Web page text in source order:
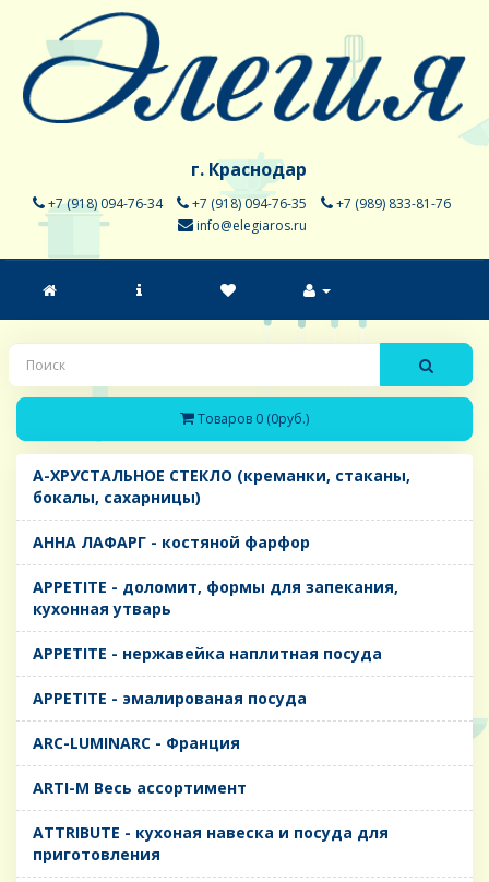
г. Краснодар
+7 (918) 094-76-34 +7 (918) 094-76-35
+7 (989) 833-81-76
info@elegiaros.ru
Товаров 0 (0руб.)
A-ХРУСТАЛЬНОЕ СТЕКЛО (креманки, стаканы,
бокалы, сахарницы)
AHHA ЛАФАРГ - костяной фарфор
APPETITE - доломит, формы для запекания,
кухонная утварь
APPETITE - нержавейка наплитная посуда
APPETITE - эмалированая посуда
ARC-LUMINARC - Франция
ARTI-M Весь ассортимент
ATTRIBUTE - кухоная навеска и посуда для
приготовления